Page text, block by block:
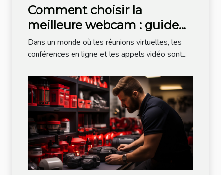
Comment choisir la
meilleure webcam : guide
des fibres et câbles
Dans un monde où les réunions virtuelles, les
conférences en ligne et les appels vidéo sont...